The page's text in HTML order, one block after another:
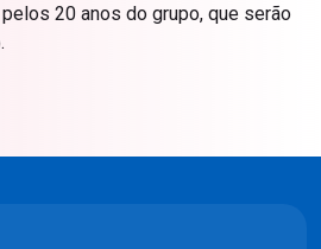
20 anos do grupo, que serão